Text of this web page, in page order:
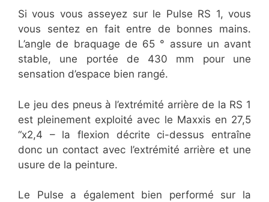
Si vous vous asseyez sur le Pulse RS 1, vous
vous sentez en fait entre de bonnes mains.
L’angle de braquage de 65 ° assure un avant
stable, une portée de 430 mm pour une
sensation d’espace bien rangé.
Le jeu des pneus à l’extrémité arrière de la RS 1
est pleinement exploité avec le Maxxis en 27,5
“x2,4 – la flexion décrite ci-dessus entraîne
donc un contact avec l’extrémité arrière et une
usure de la peinture.
Le Pulse a également bien performé sur la